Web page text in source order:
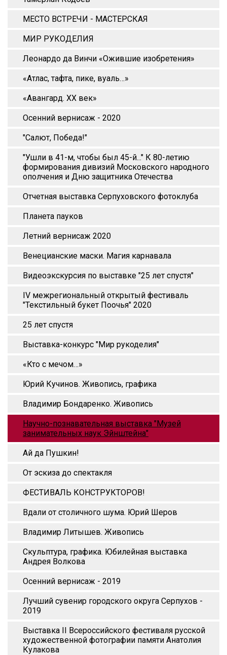
МЕСТО ВСТРЕЧИ - МАСТЕРСКАЯ
МИР РУКОДЕЛИЯ
Леонардо да Винчи «Ожившие изобретения»
«Атлас, тафта, пике, вуаль…»
«Авангард. XX век»
Осенний вернисаж - 2020
"Салют, Победа!"
"Ушли в 41-м, чтобы был 45-й..." К 80-летию
формирования дивизий Московского народного
ополчения и Дню защитника Отечества
Отчетная выставка Серпуховского фотоклуба
Планета пауков
Летний вернисаж 2020
Венецианские маски. Магия карнавала
Видеоэкскурсия по выставке "25 лет спустя"
IV межрегиональный открытый фестиваль
"Текстильный букет Поочья" 2020
25 лет спустя
Выставка-конкурс "Мир рукоделия"
«Кто с мечом…»
Юрий Кучинов. Живопись, графика
Владимир Бондаренко. Живопись
Научно-познавательная выставка "Музей
занимательных наук Эйнштейна"
Ай да Пушкин!
От эскиза до спектакля
ФЕСТИВАЛЬ КОНСТРУКТОРОВ!
Вдали от столичного шума. Юрий Шеров
Владимир Литышев. Живопись
Скульптура, графика. Юбилейная выставка
Андрея Волкова
Осенний вернисаж - 2019
Лучший сувенир городского округа Серпухов -
2019
Выставка II Всероссийского фестиваля русской
художественной фотографии памяти Анатолия
Кулакова